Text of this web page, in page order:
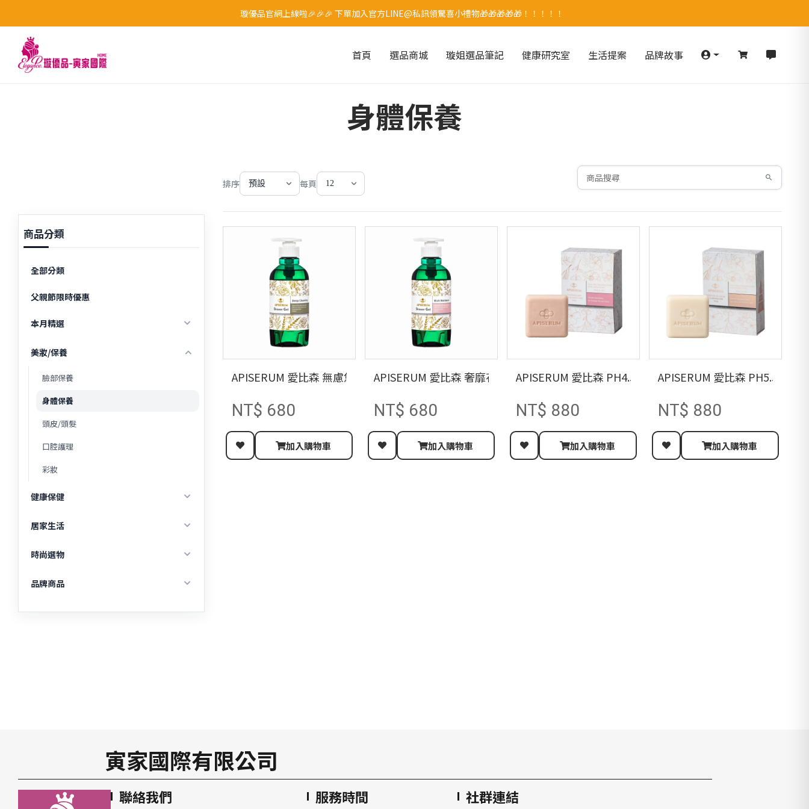
璇優品官網上線啦🎉🎉🎉 下單加入官方LINE@私訊領驚喜小禮物🎁🎁🎁🎁🎁！！！！！
首頁 選品商城 璇姐選品筆記 健康研究室 生活提案 品牌故事
身體保養
排序 預設 每頁 12
APISERUM 愛比森 無慮悠淨精油沐浴精300ML/蠶絲蛋白/胺基酸/沐浴露/潔膚露
NT$ 680
加入購物車
APISERUM 愛比森 奢靡花園精油沐浴精300ML/胺基酸/山茶花/沐浴露/潔膚露
NT$ 680
加入購物車
APISERUM 愛比森 PH4.5私密保養皂 /玻尿酸/胺基酸/溫和潔
NT$ 880
加入購物車
APISERUM 愛比森 PH5.5經
NT$ 880
加入購物車
商品分類
全部分類
父親節限時優惠
本月精選
新品上架
熱銷排行
超值組合
官網限定
美妝/保養
臉部保養
身體保養
頭皮/頭髮
口腔護理
彩妝
健康保健
女性保養
睡眠保養
日常營養
居家生活
杯壺用品
時尚選物
精品包
品牌商品
璇優品
寅家國際有限公司
聯絡我們 服務時間 社群連結